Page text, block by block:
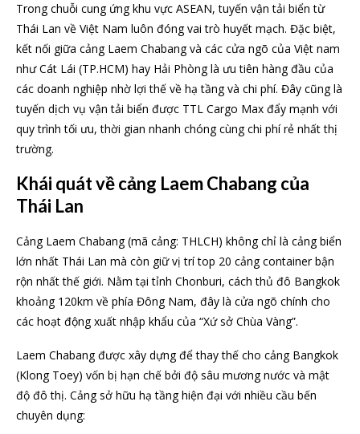
Trong chuỗi cung ứng khu vực ASEAN, tuyến vận tải biển từ
Thái Lan về Việt Nam luôn đóng vai trò huyết mạch. Đặc biệt,
kết nối giữa cảng Laem Chabang và các cửa ngõ của Việt nam
như Cát Lái (TP.HCM) hay Hải Phòng là ưu tiên hàng đầu của
các doanh nghiệp nhờ lợi thế về hạ tầng và chi phí. Đây cũng là
tuyến dịch vụ vận tải biển được TTL Cargo Max đẩy mạnh với
quy trình tối ưu, thời gian nhanh chóng cùng chi phí rẻ nhất thị
trường.
Khái quát về cảng Laem Chabang của
Thái Lan
Cảng Laem Chabang (mã cảng: THLCH) không chỉ là cảng biển
lớn nhất Thái Lan mà còn giữ vị trí top 20 cảng container bận
rộn nhất thế giới. Nằm tại tỉnh Chonburi, cách thủ đô Bangkok
khoảng 120km về phía Đông Nam, đây là cửa ngõ chính cho
các hoạt động xuất nhập khẩu của “Xứ sở Chùa Vàng”.
Laem Chabang được xây dựng để thay thế cho cảng Bangkok
(Klong Toey) vốn bị hạn chế bởi độ sâu mương nước và mật
độ đô thị. Cảng sở hữu hạ tầng hiện đại với nhiều cầu bến
chuyên dụng: